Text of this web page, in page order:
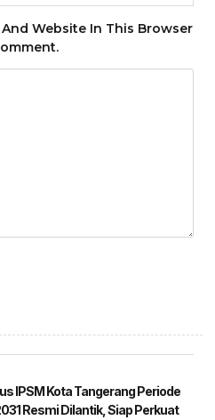
And Website In This Browser
IPSM Kota Tangerang Periode
Resmi Dilantik, Siap Perkuat